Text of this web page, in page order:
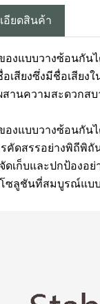
อียดสินค้า
องแบบวางซ้อนกั
เสียงซึ่งมีชื่อเสีย
านความสะดวกส
องแบบวางซ้อนกั
คัดสรรอย่างพิถีพิ
ดเก็บและปกป้องอ
ซลูชันที่สมบูรณ์แบบ